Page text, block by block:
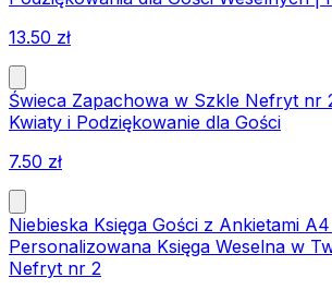
13.50 zł
Świeca Zapachowa w Szkle Nefryt nr
Kwiaty i Podziękowanie dla Gości
7.50 zł
Niebieska Księga Gości z Ankietami A4 |
Personalizowana Księga Weselna w
Nefryt nr 2